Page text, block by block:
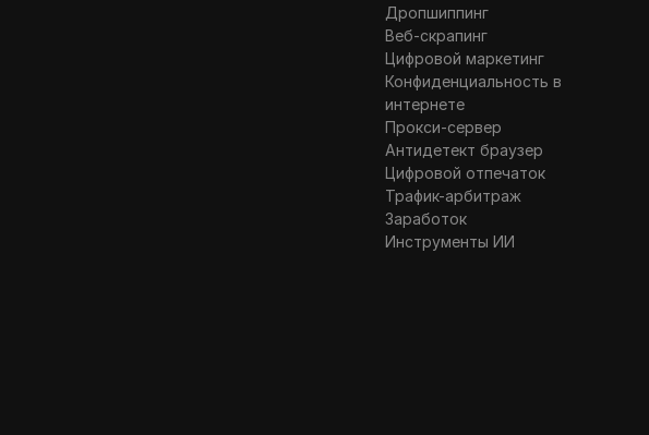
Дропшиппинг
Веб-скрапинг
Цифровой маркетинг
Конфиденциальность в
интернете
Прокси-сервер
Антидетект браузер
Цифровой отпечаток
Трафик-арбитраж
Заработок
Инструменты ИИ